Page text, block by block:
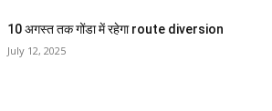
10 अगस्त तक गोंडा में रहेगा route diversion
July 12, 2025